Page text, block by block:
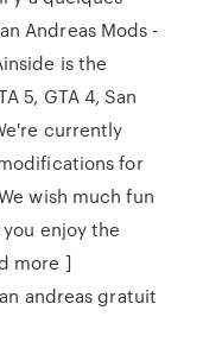
Andreas Mods -
is the
5, GTA 4, San
currently
for
wish much fun
enjoy the
more ]
andreas gratuit